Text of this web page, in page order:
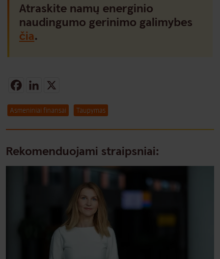
Atraskite namų energinio
naudingumo gerinimo galimybes
čia.
Facebook
LinkedIn
Asmeniniai finansai Taupymas
Rekomenduojami straipsniai: